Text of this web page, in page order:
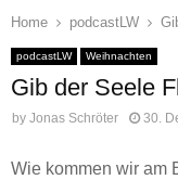
Home podcastLW
podcastLW Weihnachten
Gib der Seele
by Jonas Schröter 30.
Wie kommen wir am